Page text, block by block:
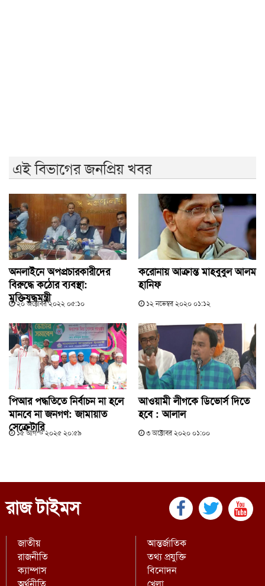
এই বিভাগের জনপ্রিয় খবর
অনলাইনে অপপ্রচারকারীদের
বিরুদ্ধে কঠোর ব্যবস্থা:
মুক্তিযুদ্ধমন্ত্রী
২০ অক্টোবর ২০২২ ০৫:১০
করোনায় আক্রান্ত মাহবুবুল আলম
হানিফ
১২ নভেম্বর ২০২০ ০১:১২
পিআর পদ্ধতিতে নির্বাচন না হলে
মানবে না জনগণ: জামায়াত
সেক্রেটারি
১৫ আগস্ট ২০২৫ ২০:৫৯
আওয়ামী লীগকে ডিভোর্স দিতে
হবে : আলাল
৩ অক্টোবর ২০২০ ০১:০০
রাজ টাইমস
জাতীয়
রাজনীতি
আন্তর্জাতিক
তথ্য প্রযুক্তি
ক্যাম্পাস
বিনোদন